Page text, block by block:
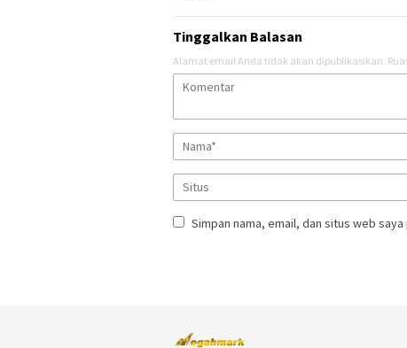
Tinggalkan Balasan
Alamat email Anda tidak akan dipublikasikan.
Simpan nama, email, dan situs web